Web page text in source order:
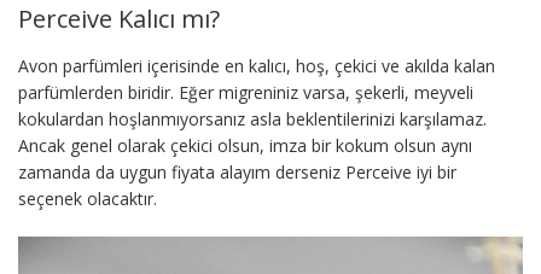
Perceive Kalıcı mı?
Avon parfümleri içerisinde en kalıcı, hoş, çekici ve akılda kalan
parfümlerden biridir. Eğer migreniniz varsa, şekerli, meyveli
kokulardan hoşlanmıyorsanız asla beklentilerinizi karşılamaz.
Ancak genel olarak çekici olsun, imza bir kokum olsun aynı
zamanda da uygun fiyata alayım derseniz Perceive iyi bir
seçenek olacaktır.